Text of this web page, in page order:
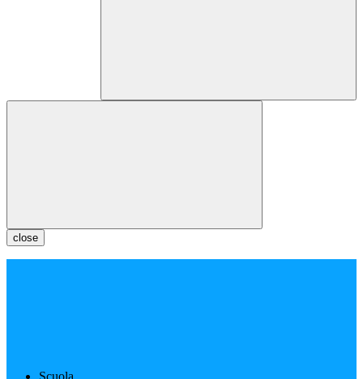
close